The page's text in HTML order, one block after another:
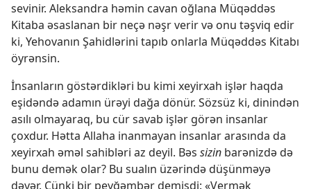
sevinir. Aleksandra həmin cavan oğlana Müqəddəs
Kitaba əsaslanan bir neçə nəşr verir və onu təşviq edir
ki, Yehovanın Şahidlərini tapıb onlarla Müqəddəs Kitabı
öyrənsin.
İnsanların göstərdikləri bu kimi xeyirxah işlər haqda
eşidəndə adamın ürəyi dağa dönür. Sözsüz ki, dinindən
asılı olmayaraq, bu cür savab işlər görən insanlar
çoxdur. Hətta Allaha inanmayan insanlar arasında da
xeyirxah əməl sahibləri az deyil. Bəs sizin barənizdə də
bunu demək olar? Bu sualın üzərində düşünməyə
dəyər. Çünki bir peyğəmbər demişdi: «Vermək